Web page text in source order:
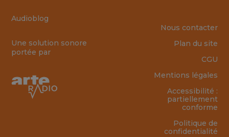
Audioblog
Une solution sonore
portée par
Nous contacter
Plan du site
CGU
Mentions légales
Accessibilité :
partiellement
conforme
Politique de
confidentialité